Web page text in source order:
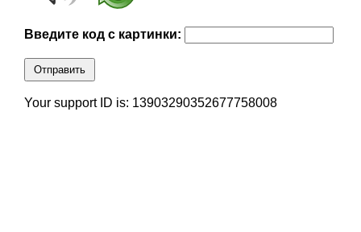
Введите код с картинки:
Отправить
Your support ID is: 13903290352677758008